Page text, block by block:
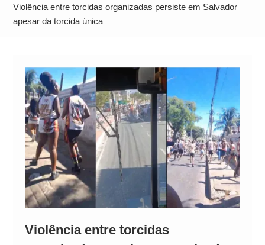
Operação Ágio: Ação policial na Bahia prende 14
suspeitos e mira rede ligada a ‘Zói de Gato’, do
Violência entre torcidas organizadas persiste em Salvador
apesar da torcida única
Violência entre torcidas